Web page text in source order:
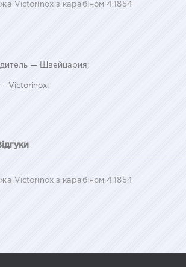
Victorinox з карабіном 4.1854
— Швейцария;
Victorinox;
Victorinox з карабіном 4.1854